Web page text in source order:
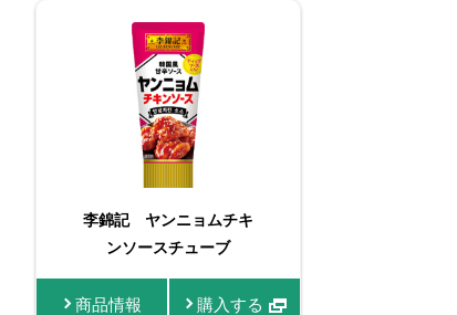
李錦記 ヤンニョムチキ
ンソースチューブ
商品情報 購入する